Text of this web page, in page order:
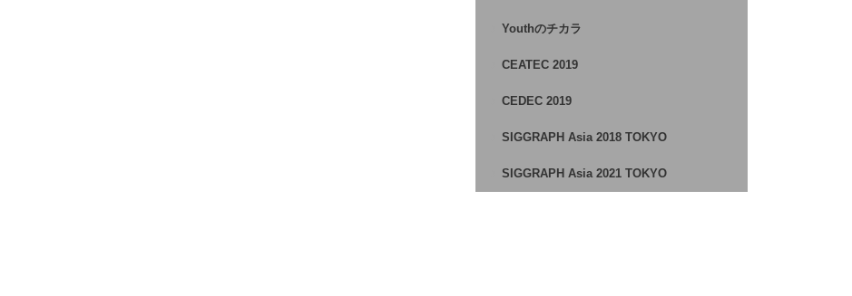
Youthのチカラ
CEATEC 2019
CEDEC 2019
SIGGRAPH Asia 2018 TOKYO
SIGGRAPH Asia 2021 TOKYO